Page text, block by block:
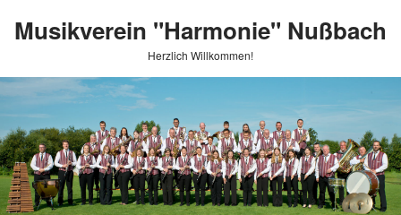
Musikverein "Harmonie" Nußbach
Herzlich Willkommen!